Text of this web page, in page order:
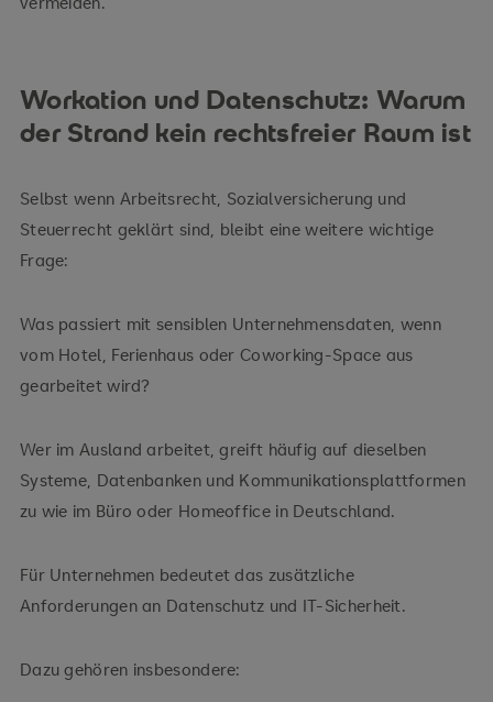
Workation und Datenschutz: Warum
der Strand kein rechtsfreier Raum ist
Selbst wenn Arbeitsrecht, Sozialversicherung und
Steuerrecht geklärt sind, bleibt eine weitere wichtige
Frage:
Was passiert mit sensiblen Unternehmensdaten, wenn
vom Hotel, Ferienhaus oder Coworking-Space aus
gearbeitet wird?
Wer im Ausland arbeitet, greift häufig auf dieselben
Systeme, Datenbanken und Kommunikationsplattformen
zu wie im Büro oder Homeoffice in Deutschland.
Für Unternehmen bedeutet das zusätzliche
Anforderungen an Datenschutz und IT-Sicherheit.
Dazu gehören insbesondere: